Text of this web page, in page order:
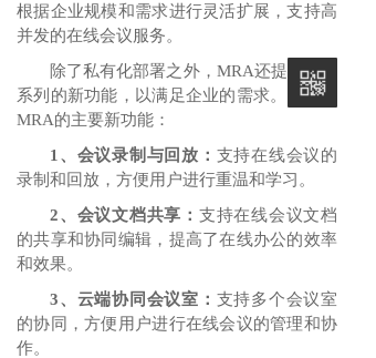
根据企业规模和需求进行灵活扩展，支持高
并发的在线会议服务。
除了私有化部署之外，MRA还提供了一
系列的新功能，以满足企业的需求。以下是
MRA的主要新功能：
1、会议录制与回放： 支持在线会议的
录制和回放，方便用户进行重温和学习。
2、会议文档共享： 支持在线会议文档
的共享和协同编辑，提高了在线办公的效率
和效果。
3、 云端协同会议室： 支持多个会议室
的协同，方便用户进行在线会议的管理和协
作。